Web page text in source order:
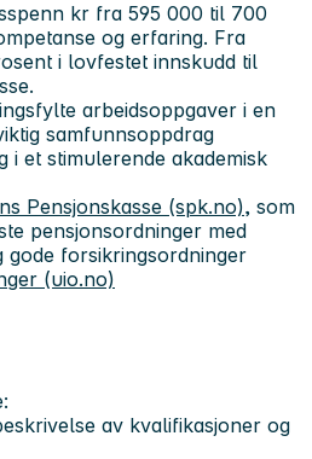
kr fra 595 000 til 700
og erfaring. Fra
i lovfestet innskudd til
arbeidsoppgaver i en
samfunnsoppdrag
i et stimulerende akademisk
Pensjonskasse (spk.no), som
pensjonsordninger med
gode forsikringsordninger
(uio.no)
av kvalifikasjoner og